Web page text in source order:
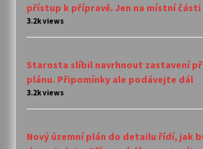
přístup k přípravě. Jen na místní
3.2k views
Starosta slíbil navrhnout zastavení
plánu. Připomínky ale podávejte dál
3.2k views
Nový územní plán do detailu řídí, jak